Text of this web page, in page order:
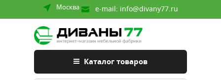
Москва e-mail: info@divany77.ru
Каталог товаров